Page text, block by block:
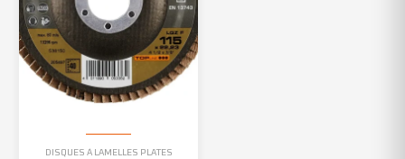
DISQUES À LAMELLES PLATES